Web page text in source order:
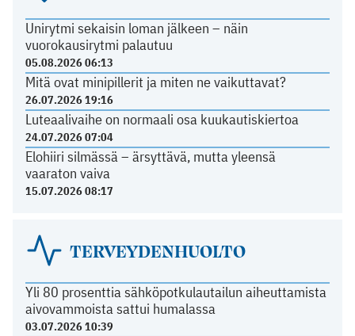
Unirytmi sekaisin loman jälkeen – näin
vuorokausirytmi palautuu
05.08.2026 06:13
Mitä ovat minipillerit ja miten ne vaikuttavat?
26.07.2026 19:16
Luteaalivaihe on normaali osa kuukautiskiertoa
24.07.2026 07:04
Elohiiri silmässä – ärsyttävä, mutta yleensä
vaaraton vaiva
15.07.2026 08:17
TERVEYDENHUOLTO
Yli 80 prosenttia sähköpotkulautailun aiheuttamista
aivovammoista sattui humalassa
03.07.2026 10:39